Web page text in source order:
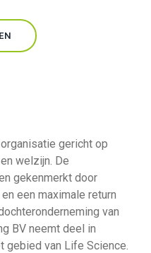
gericht op
welzijn. De
gekenmerkt door
een maximale return
van
BV neemt deel in
van Life Science.